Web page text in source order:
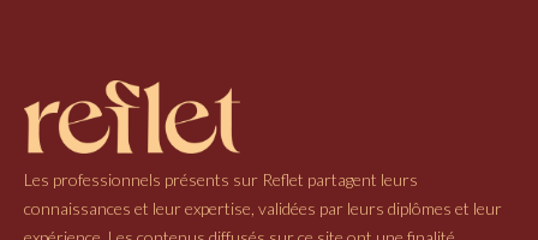
Les professionnels présents sur Reflet partagent leurs
connaissances et leur expertise, validées par leurs diplômes et leur